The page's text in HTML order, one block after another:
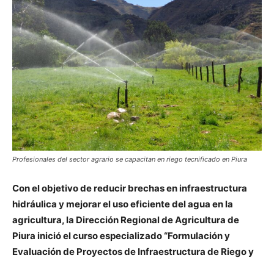
Profesionales del sector agrario se capacitan en riego tecnificado en Piura
Con el objetivo de reducir brechas en infraestructura
hidráulica y mejorar el uso eficiente del agua en la
agricultura, la Dirección Regional de Agricultura de
Piura inició el curso especializado “Formulación y
Evaluación de Proyectos de Infraestructura de Riego y